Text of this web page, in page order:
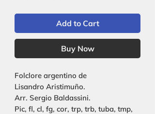
Add to Cart
Buy Now
Folclore argentino de
Lisandro Aristimuño.
Arr. Sergio Baldassini.
Pic, fl, cl, fg, cor, trp, trb, tuba, tmp,